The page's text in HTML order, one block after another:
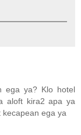
ega ya? Klo hotel
aloft kira2 apa ya
ega ya